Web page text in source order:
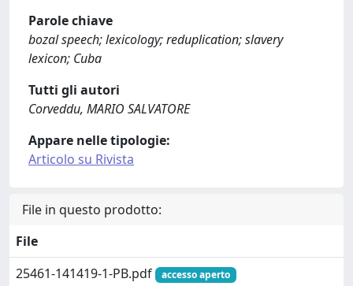
Parole chiave
bozal speech; lexicology; reduplication; slavery
lexicon; Cuba
Tutti gli autori
Corveddu, MARIO SALVATORE
Appare nelle tipologie:
Articolo su Rivista
File in questo prodotto:
File
25461-141419-1-PB.pdf
accesso aperto